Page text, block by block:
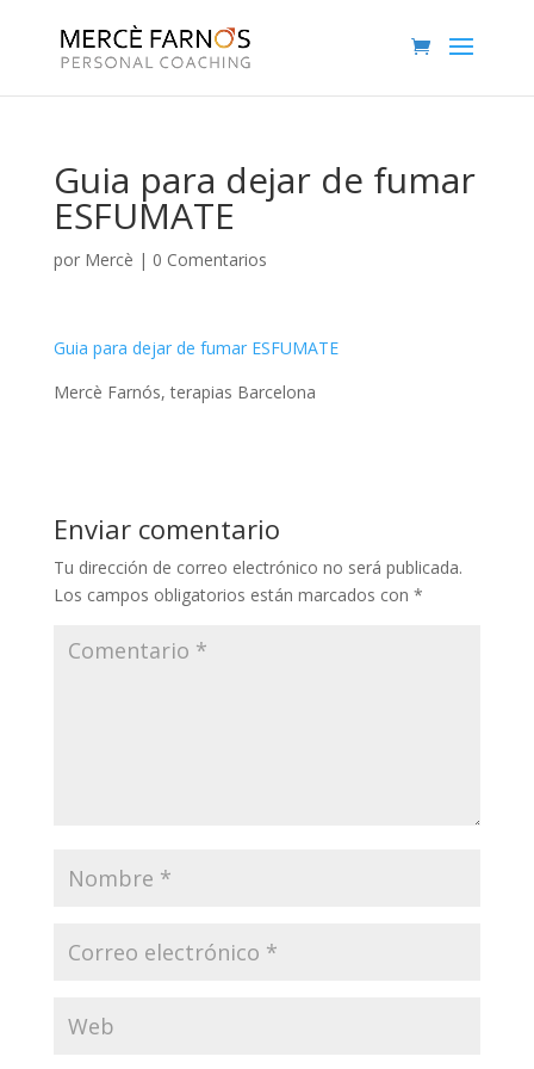
Guia para dejar de fumar
ESFUMATE
por Mercè | 0 Comentarios
Guia para dejar de fumar ESFUMATE
Mercè Farnós, terapias Barcelona
Enviar comentario
Tu dirección de correo electrónico no será publicada.
Los campos obligatorios están marcados con *